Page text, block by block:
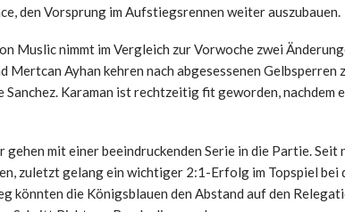
den Vorsprung im Aufstiegsrennen weiter auszubauen.
Muslic nimmt im Vergleich zur Vorwoche zwei
Mertcan Ayhan kehren nach abgesessenen
Sanchez. Karaman ist rechtzeitig fit geworden, nachdem
gehen mit einer beeindruckenden Serie in die Partie.
zuletzt gelang ein wichtiger 2:1-Erfolg im Topspiel bei
könnten die Königsblauen den Abstand auf den